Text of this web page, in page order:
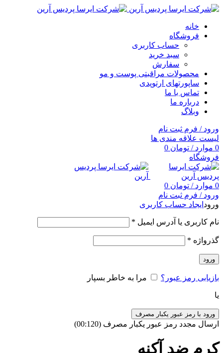
خانه
فروشگاه
حساب کاربری
سبد خرید
سفارش
محصولات مراقبتی پوست و مو
ساپورتهای ارتوپدی
تماس با ما
درباره ما
وبلاگ
ورود / فرم ثبت نام
لیست علاقه مندی ها
0 موارد / تومان
فروشگاه
0 موارد / تومان
ورود / فرم ثبت نام
ورود ایجاد حساب کاربری
نام کاربری یا آدرس ایمیل *
گذرواژه *
ورود
بازیابی رمز عبور؟ مرا به خاطر بسپار
یا
ورود با رمز عبور یکبار مصرف
ارسال مجدد رمز عبور یکبار مصرف (00:
120
)
کرم ضد آکنه